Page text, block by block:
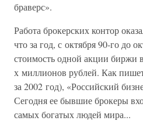
браверс».
Работа брокерских контор
что за год, с октября 90-го до
стоимость одной акции биржи
х миллионов рублей. Как
за 2002 год), «Российский
Сегодня ее бывшие брокеры
самых богатых людей мира...